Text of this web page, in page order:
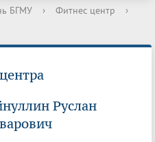
БГМУ › Фитнес центр
›
Руслан